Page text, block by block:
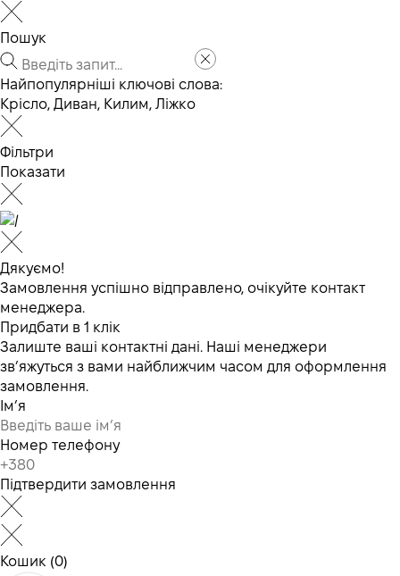
Пошук
Найпопулярніші ключові слова:
Крісло, Диван, Килим, Ліжко
Фільтри
Показати
Дякуємо!
Замовлення успішно відправлено, очікуйте контакт
менеджера.
Придбати в 1 клік
Залиште ваші контактні дані. Наші менеджери
зв’яжуться з вами найближчим часом для оформлення
замовлення.
Ім’я
Номер телефону
Підтвердити замовлення
Кошик (0)